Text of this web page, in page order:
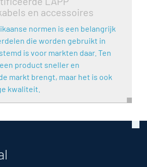
en accessoires
normen is een belangrijk
die worden gebruikt in
is voor markten daar. Ten
product sneller en
markt brengt, maar het is ook
kwaliteit.